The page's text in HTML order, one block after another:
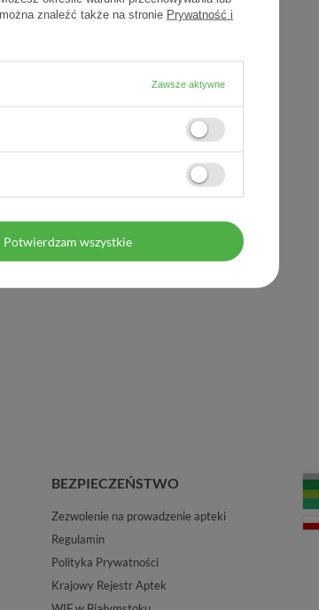
BEZPIECZEŃSTWO
Zezwolenie na prowadzenie apteki
Regulamin
Polityka Prywatności
Krajowy Rejestr Aptek
znaleźć także na stronie Prywatność i
Zawsze aktywne
Potwierdzam wszystkie